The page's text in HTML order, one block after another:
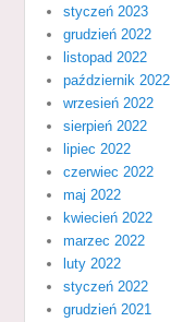
styczeń 2023
grudzień 2022
listopad 2022
październik 2022
wrzesień 2022
sierpień 2022
lipiec 2022
czerwiec 2022
maj 2022
kwiecień 2022
marzec 2022
luty 2022
styczeń 2022
grudzień 2021